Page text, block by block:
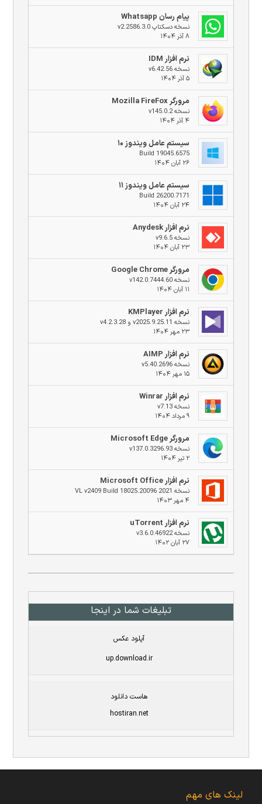
پیام رسان Whatsapp
نسخه دسکتاپ v2.2586.3.0
۸ آذر ۱۴۰۴
نرم افزار IDM
نسخه v6.42.56
۵ آذر ۱۴۰۴
مرورگر Mozilla FireFox
نسخه v145.0.2
۴ آذر ۱۴۰۴
سیستم عامل ویندوز ۱۰
Build 19045.6575
۲۶ آبان ۱۴۰۴
سیستم عامل ویندوز ۱۱
Build 26200.7171
۲۴ آبان ۱۴۰۴
نرم افزار Anydesk
نسخه v9.6.5
۲۳ آبان ۱۴۰۴
مرورگر Google Chrome
نسخه v142.0.7444.60
۱۱ آبان ۱۴۰۴
نرم افزار KMPlayer
نسخه v2025.9.25.11 و v4.2.3.28
۲۳ مهر ۱۴۰۴
نرم افزار AIMP
نسخه v5.40.2696
۱۵ مهر ۱۴۰۴
نرم افزار Winrar
نسخه v7.13
۹ مرداد ۱۴۰۴
مرورگر Microsoft Edge
نسخه v137.0.3296.93
۲ تیر ۱۴۰۴
نرم افزار Microsoft Office
نسخه 2021 VL v2409 Build 18025.20096
۴ مهر ۱۴۰۳
نرم افزار uTorrent
نسخه v3.6.0.46922
۲۷ آبان ۱۴۰۲
تبلیغات شما در اینجا
آپلود عکس
up.download.ir
هاست دانلود
hostiran.net
لینک های مهم